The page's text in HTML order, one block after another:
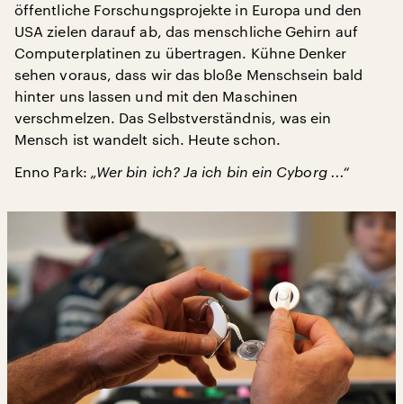
öffentliche Forschungsprojekte in Europa und den
USA zielen darauf ab, das menschliche Gehirn auf
Computerplatinen zu übertragen. Kühne Denker
sehen voraus, dass wir das bloße Menschsein bald
hinter uns lassen und mit den Maschinen
verschmelzen. Das Selbstverständnis, was ein
Mensch ist wandelt sich. Heute schon.
Enno Park: „Wer bin ich? Ja ich bin ein Cyborg ...“